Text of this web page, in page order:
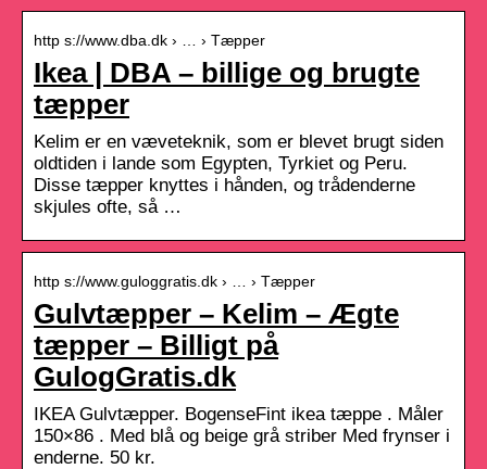
http s://www.dba.dk › … › Tæpper
Ikea | DBA – billige og brugte
tæpper
Kelim er en væveteknik, som er blevet brugt siden
oldtiden i lande som Egypten, Tyrkiet og Peru.
Disse tæpper knyttes i hånden, og trådenderne
skjules ofte, så …
http s://www.guloggratis.dk › … › Tæpper
Gulvtæpper – Kelim – Ægte
tæpper – Billigt på
GulogGratis.dk
IKEA Gulvtæpper. BogenseFint ikea tæppe . Måler
150×86 . Med blå og beige grå striber Med frynser i
enderne. 50 kr.